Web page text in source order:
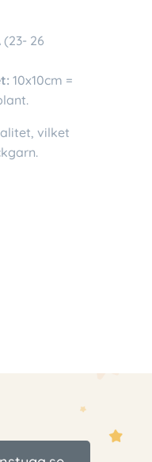
(23- 26
10x10cm =
vilket